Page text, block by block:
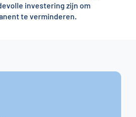
investering zijn om
te verminderen.